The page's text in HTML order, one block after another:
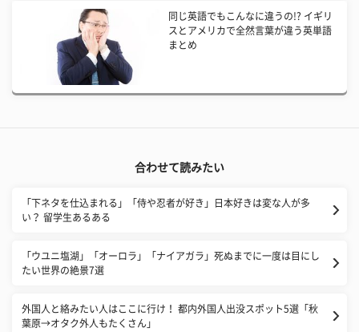
同じ英語でもこんなに違うの!? イギリ
スとアメリカで全然言葉が違う英単語
まとめ
合わせて読みたい
「下ネタを仕込まれる」「侍や忍者が好き」日本好きは変な人が多
い？ 留学生あるある
「ウユニ塩湖」「オーロラ」「ナイアガラ」死ぬまでに一度は目にし
たい世界の絶景7選
外国人と絡みたい人はここに行け！ 都内外国人出没スポット5選「秋
葉原→オタク外人もたくさん」